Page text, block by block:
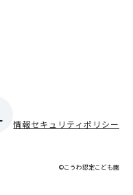
情報セキュリティポリシー
©こうわ認定こども園